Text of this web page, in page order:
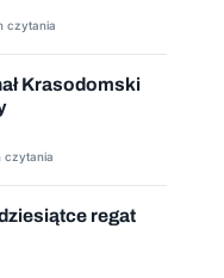
czytania
Krasodomski
czytania
regat